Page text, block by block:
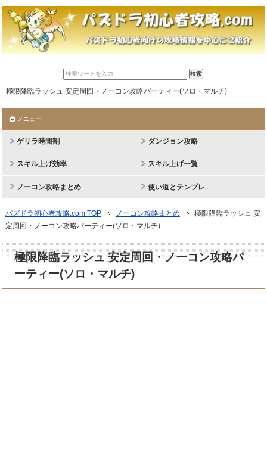
極限降臨ラッシュ 安定周回・ノーコン攻略パーティー(ソロ・マルチ)
メニュー
ゲリラ時間割 ダンジョン攻略
スキル上げ効率 スキル上げ一覧
ノーコン攻略まとめ 使い道とテンプレ
パズドラ初心者攻略.com TOP ノーコン攻略まとめ
極限降臨ラッシュ 安
定周回・ノーコン攻略パーティー(ソロ・マルチ)
極限降臨ラッシュ 安定周回・ノーコン攻略パ
ーティー(ソロ・マルチ)